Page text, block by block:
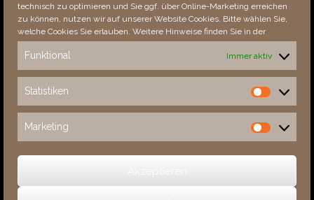
technisch zu optimieren und Sie ggf. über Online-Marketing erreichen
zu können, nutzen wir auf unserer Website Cookies. Bitte wählen Sie,
welche Cookies Sie erlauben. Weitere Hinweise finden Sie in der
Funktional Immer aktiv
Statistiken
Statistiken
Marketing
Marketing
Fehler bemerkt?
Besucher seit 08/​2021
This Week
30984